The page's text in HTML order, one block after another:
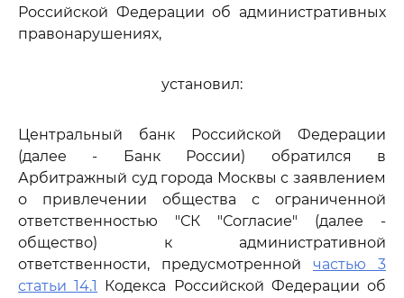
Российской Федерации об административных
правонарушениях,
установил:
Центральный банк Российской Федерации
(далее - Банк России) обратился в
Арбитражный суд города Москвы с заявлением
о привлечении общества с ограниченной
ответственностью "СК "Согласие" (далее -
общество) к административной
ответственности, предусмотренной частью 3
статьи 14.1 Кодекса Российской Федерации об